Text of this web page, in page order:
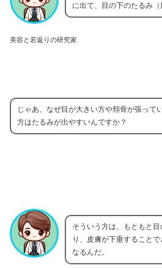
美容と若返りの研究家
に出て、目の下のたるみ（
じゃあ、なぜ目が大きい方や頬骨が張って
方はたるみが出やすいんですか？
そういう方は、もともと
り、皮膚が下垂すること
なるんだ。